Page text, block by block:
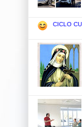
CICLO